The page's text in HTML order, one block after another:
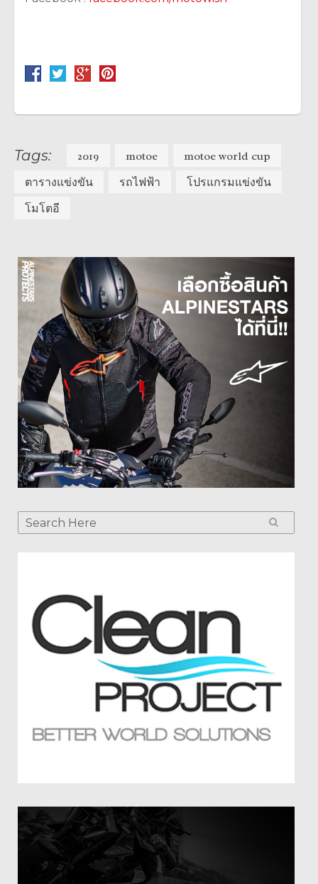
Tags: 2019 motoe
motoe world cup
ตารางแข่งขัน
รถไฟฟ้า
โปรแกรมแข่งขัน
โมโตอี